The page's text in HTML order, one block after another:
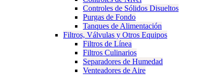
Controles de Sólidos Disueltos
Purgas de Fondo
Tanques de Alimentación
Filtros, Válvulas y Otros Equipos
Filtros de Línea
Filtros Culinarios
Separadores de Humedad
Venteadores de Aire